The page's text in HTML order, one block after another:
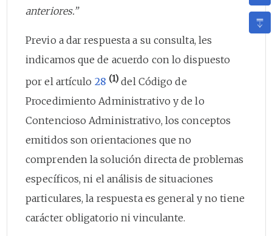
anteriores.”
Previo a dar respuesta a su consulta, les
indicamos que de acuerdo con lo dispuesto
por el artículo 28 (1) del Código de
Procedimiento Administrativo y de lo
Contencioso Administrativo, los conceptos
emitidos son orientaciones que no
comprenden la solución directa de problemas
específicos, ni el análisis de situaciones
particulares, la respuesta es general y no tiene
carácter obligatorio ni vinculante.